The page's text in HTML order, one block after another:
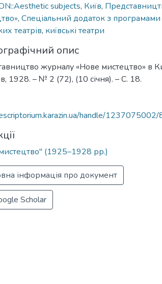
subjects, Київ,
, Спеціальний додаток з програмами
театрів, київські театри
опис
журналу «Нове мистецтво» в
1928. – № 2 (72), (10 січня). – С. 18.
handle/
(1925–1928 рр.)
інформація про документ
Scholar